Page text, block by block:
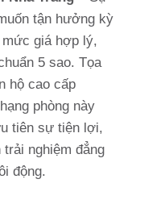
tận hưởng kỳ
giá hợp lý,
5 sao. Tọa
hộ cao cấp
phòng này
tiên sự tiện lợi,
nghiệm đẳng
động.